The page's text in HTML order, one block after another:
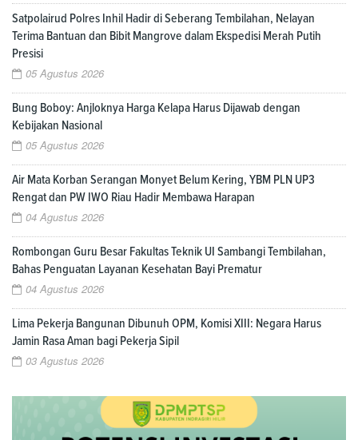
Satpolairud Polres Inhil Hadir di Seberang Tembilahan, Nelayan
Terima Bantuan dan Bibit Mangrove dalam Ekspedisi Merah Putih
Presisi
05 Agustus 2026
Bung Boboy: Anjloknya Harga Kelapa Harus Dijawab dengan
Kebijakan Nasional
05 Agustus 2026
Air Mata Korban Serangan Monyet Belum Kering, YBM PLN UP3
Rengat dan PW IWO Riau Hadir Membawa Harapan
04 Agustus 2026
Rombongan Guru Besar Fakultas Teknik UI Sambangi Tembilahan,
Bahas Penguatan Layanan Kesehatan Bayi Prematur
04 Agustus 2026
Lima Pekerja Bangunan Dibunuh OPM, Komisi XIII: Negara Harus
Jamin Rasa Aman bagi Pekerja Sipil
03 Agustus 2026